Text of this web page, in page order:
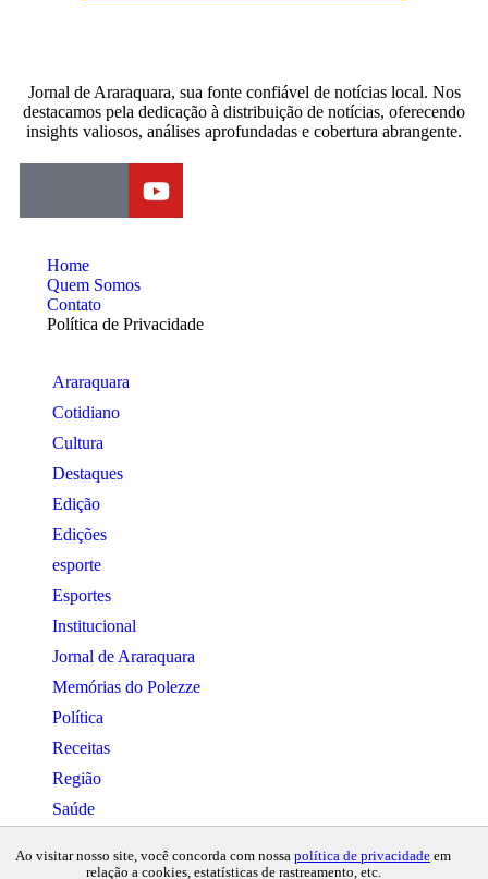
Jornal de Araraquara, sua fonte confiável de notícias local. Nos
destacamos pela dedicação à distribuição de notícias, oferecendo
insights valiosos, análises aprofundadas e cobertura abrangente.
Home
Quem Somos
Contato
Política de Privacidade
Araraquara
Cotidiano
Cultura
Destaques
Edição
Edições
esporte
Esportes
Institucional
Jornal de Araraquara
Memórias do Polezze
Política
Receitas
Região
Saúde
reservados. Desenvolvido por Connect
Ao visitar nosso site, você concorda com nossa política de privacidade em
relação a cookies, estatísticas de rastreamento, etc.